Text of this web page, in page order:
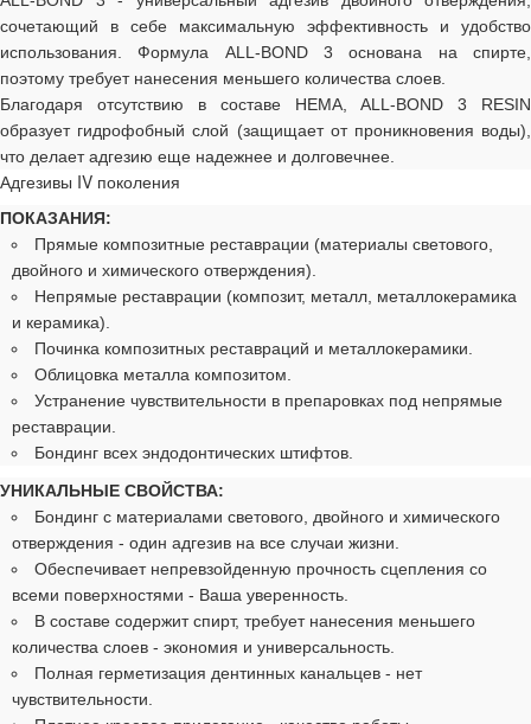
сочетающий в себе максимальную эффективность и удобство
использования. Формула ALL-BOND 3 основана на спирте,
поэтому требует нанесения меньшего количества слоев.
Благодаря отсутствию в составе HEMA, ALL-BOND 3 RESIN
образует гидрофобный слой (защищает от проникновения воды),
что делает адгезию еще надежнее и долговечнее.
Адгезивы IV поколения
ПОКАЗАНИЯ:
Прямые композитные реставрации (материалы светового,
двойного и химического отверждения).
Непрямые реставрации (композит, металл, металлокерамика
и керамика).
Починка композитных реставраций и металлокерамики.
Облицовка металла композитом.
Устранение чувствительности в препаровках под непрямые
реставрации.
Бондинг всех эндодонтических штифтов.
УНИКАЛЬНЫЕ СВОЙСТВА:
Бондинг с материалами светового, двойного и химического
отверждения - один адгезив на все случаи жизни.
Обеспечивает непревзойденную прочность сцепления со
всеми поверхностями - Ваша уверенность.
В составе содержит спирт, требует нанесения меньшего
количества слоев - экономия и универсальность.
Полная герметизация дентинных канальцев - нет
чувствительности.